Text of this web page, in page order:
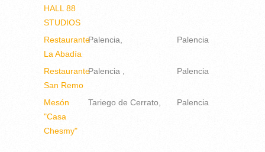
HALL 88
STUDIOS
Restaurante
La Abadía
Palencia Palencia
Restaurante
San Remo
Palencia Palencia
Mesón
"Casa
Chesmy"
Tariego de Cerrato Palencia